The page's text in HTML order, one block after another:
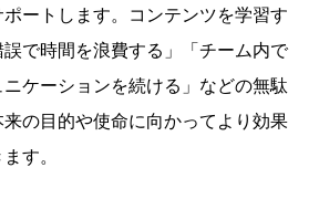
ートします。
コンテンツを学習す
で時間を浪費する」「チーム内で
ケーションを続ける」などの無駄
の目的や使命に向かってより効果
す。